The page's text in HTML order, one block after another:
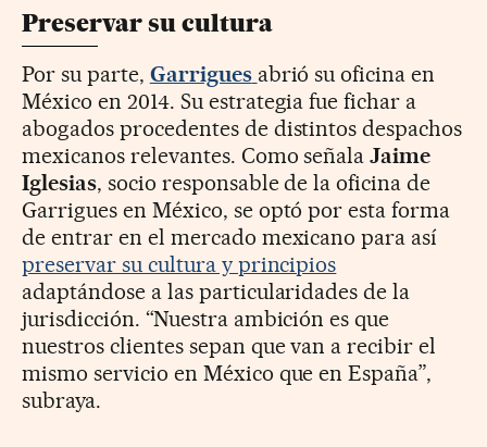
Preservar su cultura
Por su parte, Garrigues abrió su oficina en
México en 2014. Su estrategia fue fichar a
abogados procedentes de distintos despachos
mexicanos relevantes. Como señalaJaime
Iglesias, socio responsable de la oficina de
Garrigues en México, se optó por esta forma
de entrar en el mercado mexicano para así
preservar su cultura y principios
adaptándose a las particularidades de la
jurisdicción. “Nuestra ambición es que
nuestros clientes sepan que van a recibir el
mismo servicio en México que en España”,
subraya.